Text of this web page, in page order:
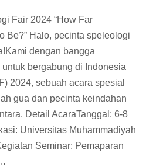
Fair 2024 “How Far
Be?” Halo, pecinta speleologi
dengan bangga
bergabung di Indonesia
2024, sebuah acara spesial
gua dan pecinta keindahan
Detail AcaraTanggal: 6-8
Universitas Muhammadiyah
Seminar: Pemaparan